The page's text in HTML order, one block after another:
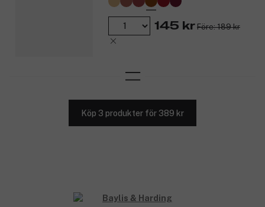
145 kr Före: 189 kr
Köp 3 produkter för 389 kr